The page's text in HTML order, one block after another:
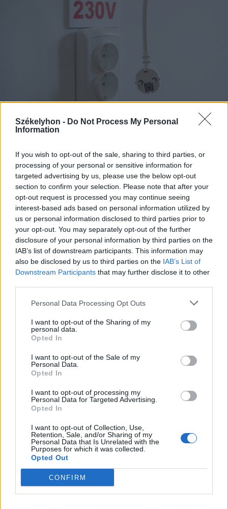
Székelyhon - Do Not Process My Personal
Information
If you wish to opt-out of the sale, sharing to third parties, or
processing of your personal or sensitive information for
targeted advertising by us, please use the below opt-out
section to confirm your selection. Please note that after your
opt-out request is processed you may continue seeing
interest-based ads based on personal information utilized by
us or personal information disclosed to third parties prior to
your opt-out. You may separately opt-out of the further
disclosure of your personal information by third parties on the
IAB’s list of downstream participants. This information may
also be disclosed by us to third parties on the IAB’s List of
Downstream Participants that may further disclose it to other
Personal Data Processing Opt Outs
I want to opt-out of the Sharing of my
personal data.
Opted In
I want to opt-out of the Sale of my
Personal Data.
Opted In
I want to opt-out of processing my
Personal Data for Targeted Advertising.
Opted In
I want to opt-out of Collection, Use,
Retention, Sale, and/or Sharing of my
Personal Data that Is Unrelated with the
Purposes for which it was collected.
Opted Out
CONFIRM
2026. augusztus 06., csütörtök
Esti áramspórolásra kérik a
lakosságot, a vállalatokat és a
közintézményeket
2026. augusztus 06., csütörtök
mezőgazdasági úti vitából
Csatószegen